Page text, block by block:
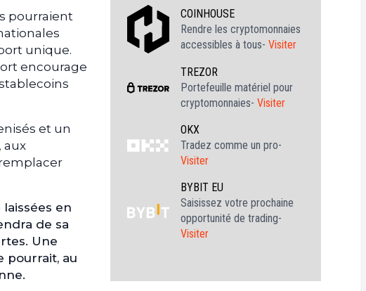
pourraient
unique.
encourage
et un
aux
en
de sa
Une
pourrait, au
COINHOUSE
Rendre les cryptomonnaies
accessibles à tous- Visiter
TREZOR
Portefeuille matériel pour
cryptomonnaies- Visiter
OKX
Tradez comme un pro-
Visiter
BYBIT EU
Saisissez votre prochaine
opportunité de trading-
Visiter